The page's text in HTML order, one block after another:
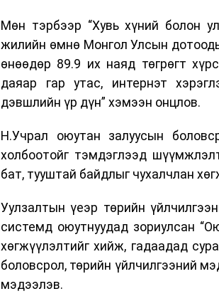
Мөн тэрбээр “Хувь хүний болон
жилийн өмнө Монгол Улсын
өнөөдөр 89.9 их наяд төгрөгт
даяар гар утас, интернэт
дэвшлийн үр дүн” хэмээн онцлов.
Н.Учрал оюутан залуусын
холбоотойг тэмдэглээд
бат, тууштай байдлыг чухалчлан
Уулзалтын үеэр төрийн
системд оюутнуудад зориулсан
хөгжүүлэлтийг хийж, гадаадад
боловсрол, төрийн үйлчилгээний
мэдээлэв.